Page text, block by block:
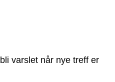
varslet når nye treff er